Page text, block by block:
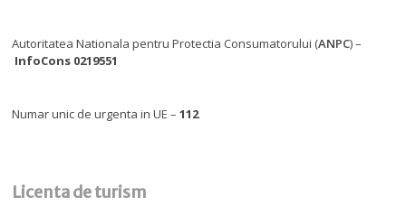
Autoritatea Nationala pentru Protectia Consumatorului (ANPC) –
InfoCons 0219551
Numar unic de urgenta in UE –112
Licenta de turism